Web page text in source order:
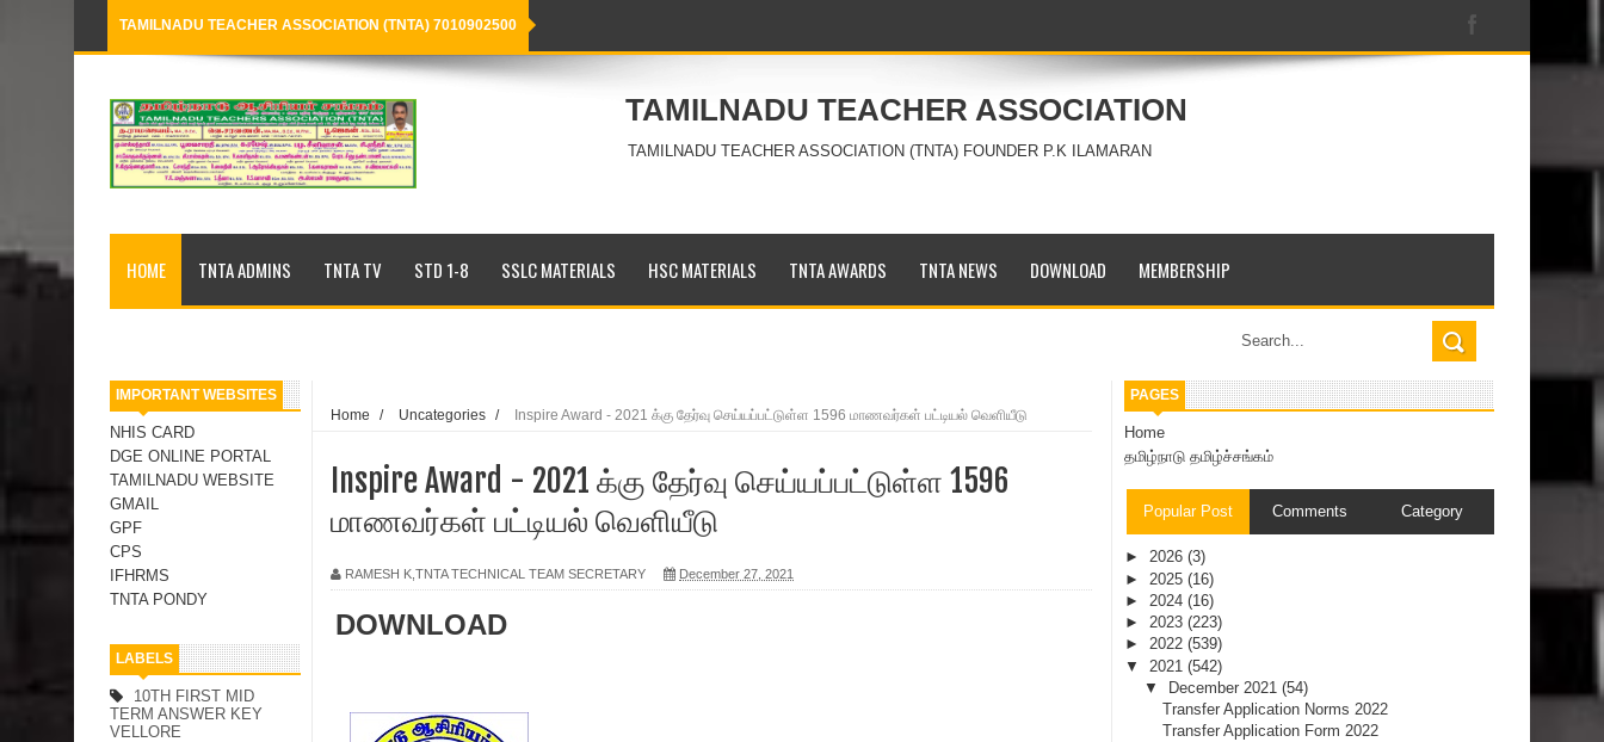
TAMILNADU TEACHER ASSOCIATION (TNTA) 7010902500
Loading...
TAMILNADU TEACHER ASSOCIATION
TAMILNADU TEACHER ASSOCIATION (TNTA) FOUNDER P.K ILAMARAN
HOME TNTA ADMINS TNTA TV STD 1-8 SSLC MATERIALS HSC MATERIALS TNTA AWARDS TNTA NEWS DOWNLOAD MEMBERSHIP
IMPORTANT WEBSITES
NHIS CARD
DGE ONLINE PORTAL
TAMILNADU WEBSITE
GMAIL
GPF
CPS
IFHRMS
TNTA PONDY
LABELS
10TH FIRST MID
TERM ANSWER KEY
VELLORE
Home / Uncategories / Inspire Award - 2021 க்கு தேர்வு செய்யப்பட்டுள்ள 1596 மாணவர்கள் பட்டியல் வெளியீடு
Inspire Award - 2021 க்கு தேர்வு செய்யப்பட்டுள்ள 1596
மாணவர்கள் பட்டியல் வெளியீடு
RAMESH K,TNTA TECHNICAL TEAM SECRETARY December 27, 2021
DOWNLOAD
PAGES
Home
தமிழ்நாடு தமிழ்ச்சங்கம்
Popular Post Comments Category
► 2026 (3)
► 2025 (16)
► 2024 (16)
► 2023 (223)
► 2022 (539)
▼ 2021 (542)
▼
December 2021 (54)
Transfer Application Norms 2022
Transfer Application Form 2022